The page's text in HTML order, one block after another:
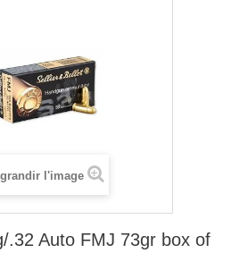
l'image
.32 Auto FMJ 73gr box of